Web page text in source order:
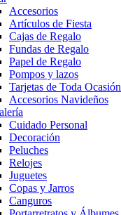
Accesorios
Artículos de Fiesta
Cajas de Regalo
Fundas de Regalo
Papel de Regalo
Pompos y lazos
Tarjetas de Toda Ocasión
Accesorios Navideños
Cuidado Personal
Decoración
Peluches
Relojes
Juguetes
Copas y Jarros
Canguros